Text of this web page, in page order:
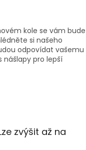
kole se vám bude
si našeho
odpovídat vašemu
nášlapy pro lepší
zvýšit až na